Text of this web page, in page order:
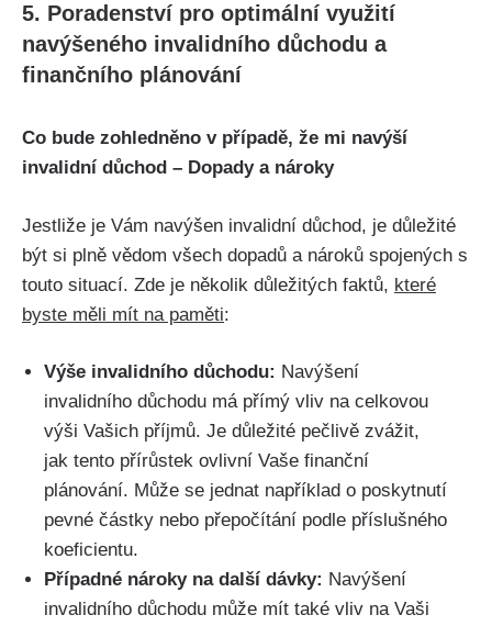
5. Poradenství pro optimální využití
navýšeného invalidního důchodu a
finančního plánování
Co bude zohledněno v případě, že mi navýší
invalidní důchod – Dopady a nároky
Jestliže je Vám navýšen invalidní důchod, je důležité
být si plně vědom všech dopadů a nároků spojených s
touto situací. Zde je několik důležitých faktů, které
byste měli mít na paměti:
Výše invalidního důchodu: Navýšení
invalidního důchodu má přímý vliv na celkovou
výši Vašich příjmů. Je důležité pečlivě zvážit,
jak tento přírůstek ovlivní Vaše finanční
plánování. Může se jednat například o poskytnutí
pevné částky nebo přepočítání podle příslušného
koeficientu.
Případné nároky na další dávky: Navýšení
invalidního důchodu může mít také vliv na Vaši